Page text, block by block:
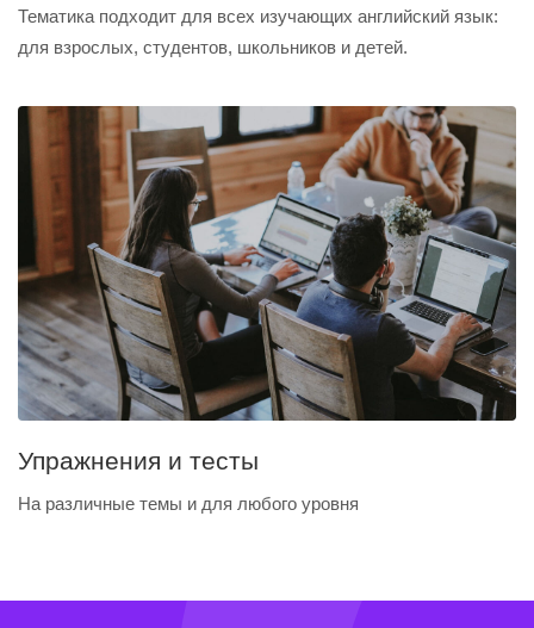
Тематика подходит для всех изучающих английский язык:
для взрослых, студентов, школьников и детей.
Упражнения и тесты
На различные темы и для любого уровня